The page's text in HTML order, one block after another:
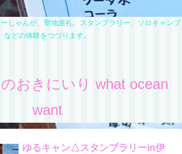
しゃんが、聖地巡礼、スタンプラリー、ソロキャンプ
などの体験をつづります。
おきにいり what ocean
want
ゆるキャン△スタンプラリーin伊